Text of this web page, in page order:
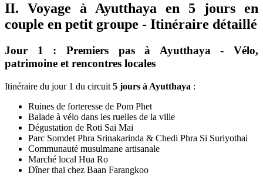
II. Voyage à Ayutthaya en 5 jours en
couple en petit groupe - Itinéraire détaillé
Jour 1 : Premiers pas à Ayutthaya - Vélo,
patrimoine et rencontres locales
Itinéraire du jour 1 du circuit 5 jours à Ayutthaya :
Ruines de forteresse de Pom Phet
Balade à vélo dans les ruelles de la ville
Dégustation de Roti Sai Mai
Parc Somdet Phra Srinakarinda & Chedi Phra Si Suriyothai
Communauté musulmane artisanale
Marché local Hua Ro
Dîner thaï chez Baan Farangkoo